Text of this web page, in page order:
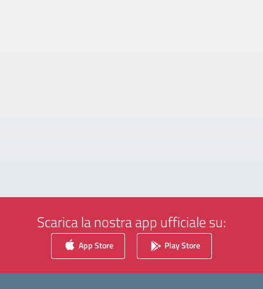
Scarica la nostra app ufficiale su:
App Store Play Store